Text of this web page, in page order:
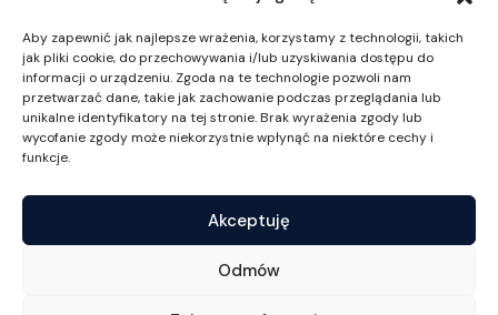
Aby zapewnić jak najlepsze wrażenia, korzystamy z technologii, takich
jak pliki cookie, do przechowywania i/lub uzyskiwania dostępu do
informacji o urządzeniu. Zgoda na te technologie pozwoli nam
przetwarzać dane, takie jak zachowanie podczas przeglądania lub
unikalne identyfikatory na tej stronie. Brak wyrażenia zgody lub
wycofanie zgody może niekorzystnie wpłynąć na niektóre cechy i
funkcje.
Akceptuję
Odmów
C218
Student Office for International Business
Program
22 55 34 138
ibp@wz.uw.edu.pl
Student Office for evening and part-time
Undergraduate Programs
ul. Szturmowa 1/3
NIP: 525-001-12-66
tel. +48 22 55 34 002
fax +48 22 55 34 001